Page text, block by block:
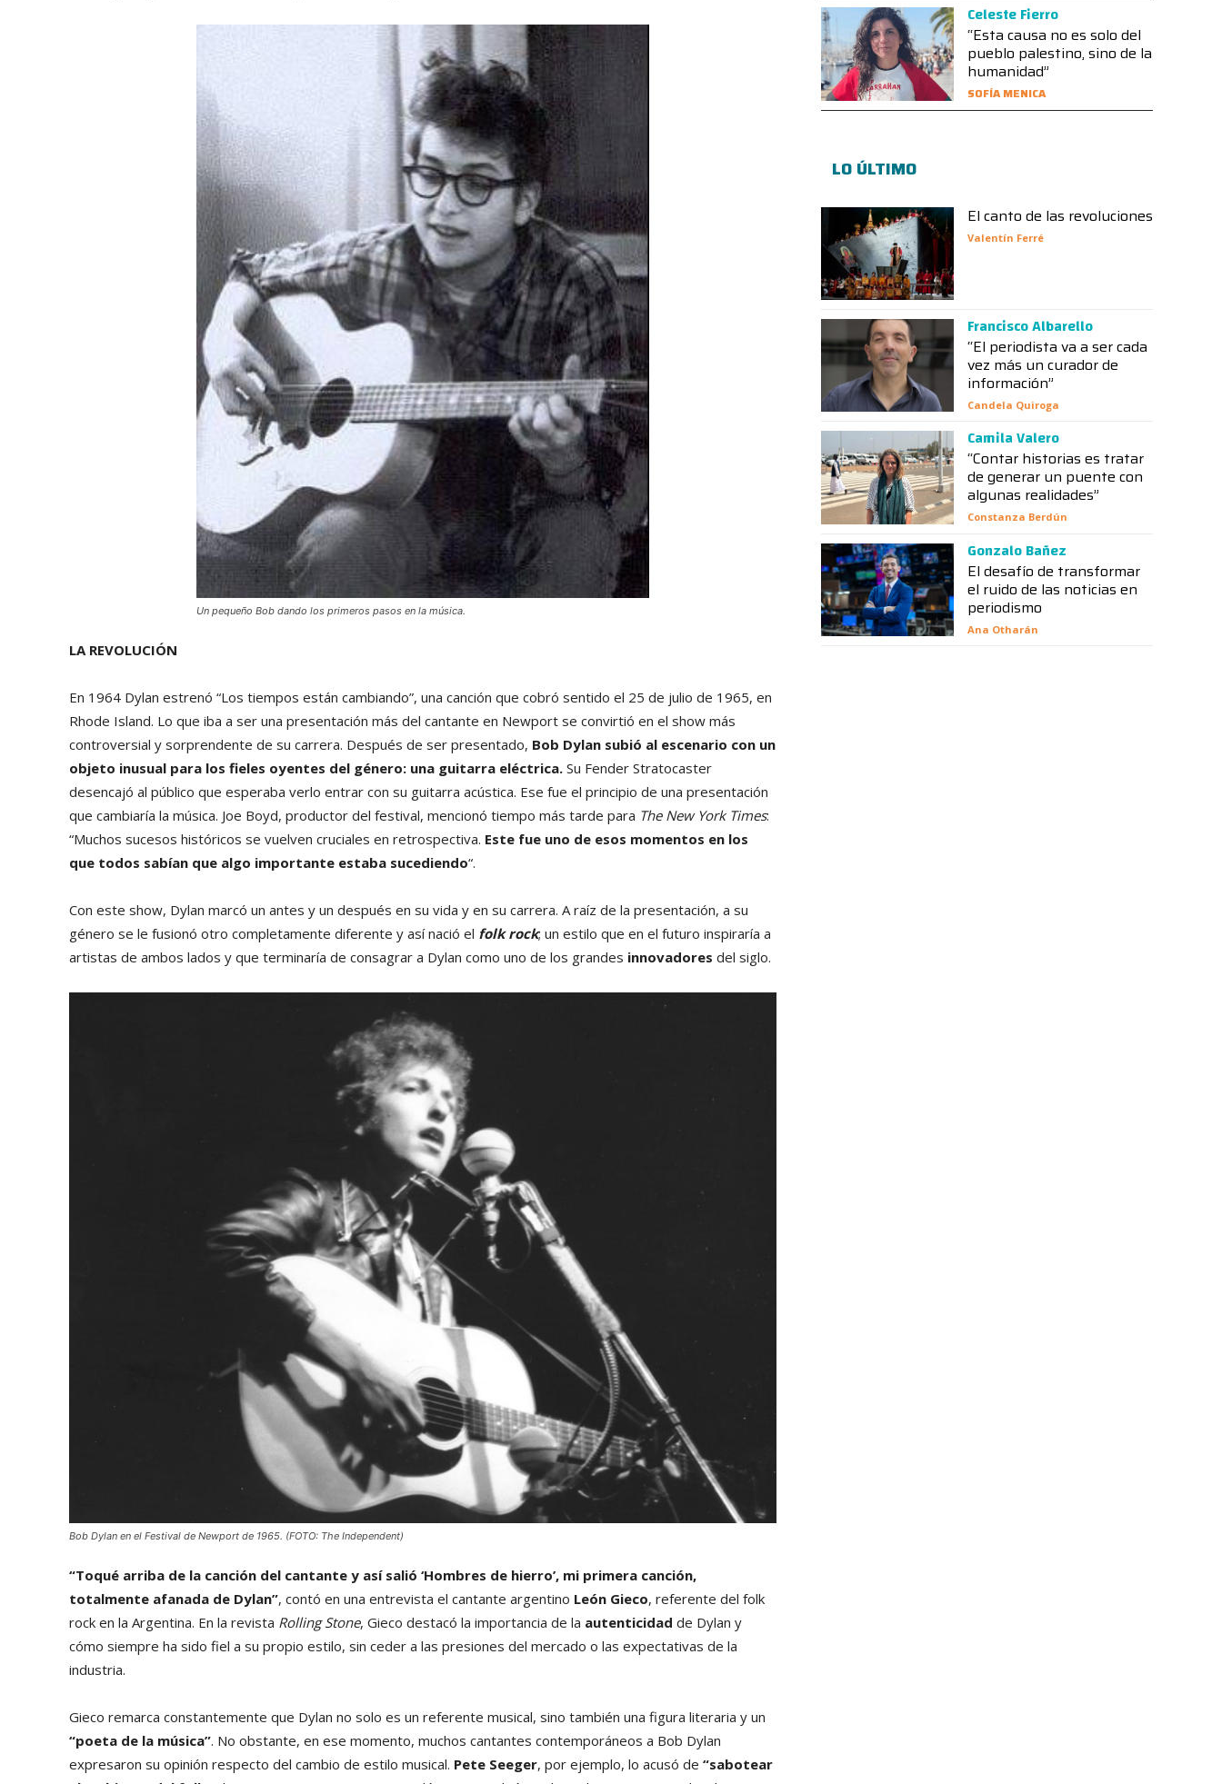
Un pequeño Bob dando los primeros pasos en la música.
LA REVOLUCIÓN
En 1964 Dylan estrenó “Los tiempos están cambiando”, una canción que cobró sentido el 25 de julio de 1965, en
Rhode Island. Lo que iba a ser una presentación más del cantante en Newport se convirtió en el show más
controversial y sorprendente de su carrera. Después de ser presentado, Bob Dylan subió al escenario con un
objeto inusual para los fieles oyentes del género: una guitarra eléctrica. Su Fender Stratocaster
desencajó al público que esperaba verlo entrar con su guitarra acústica. Ese fue el principio de una presentación
que cambiaría la música. Joe Boyd, productor del festival, mencionó tiempo más tarde para The New York Times:
“Muchos sucesos históricos se vuelven cruciales en retrospectiva. Este fue uno de esos momentos en los
que todos sabían que algo importante estaba sucediendo“.
Con este show, Dylan marcó un antes y un después en su vida y en su carrera. A raíz de la presentación, a su
género se le fusionó otro completamente diferente y así nació el folk rock; un estilo que en el futuro inspiraría a
artistas de ambos lados y que terminaría de consagrar a Dylan como uno de los grandes innovadores del siglo.
Bob Dylan en el Festival de Newport de 1965. (FOTO: The Independent)
“Toqué arriba de la canción del cantante y así salió ‘Hombres de hierro’, mi primera canción,
totalmente afanada de Dylan”, contó en una entrevista el cantante argentino León Gieco, referente del folk
rock en la Argentina. En la revista Rolling Stone, Gieco destacó la importancia de la autenticidad de Dylan y
cómo siempre ha sido fiel a su propio estilo, sin ceder a las presiones del mercado o las expectativas de la
industria.
Gieco remarca constantemente que Dylan no solo es un referente musical, sino también una figura literaria y un
“poeta de la música”. No obstante, en ese momento, muchos cantantes contemporáneos a Bob Dylan
expresaron su opinión respecto del cambio de estilo musical. Pete Seeger, por ejemplo, lo acusó de “sabotear
Celeste Fierro
“Esta causa no es solo del
pueblo palestino, sino de la
humanidad”
SOFÍA MENICA
LO ÚLTIMO
El canto de las revoluciones
Valentín Ferré
Francisco Albarello
“El periodista va a ser cada
vez más un curador de
información”
Candela Quiroga
Camila Valero
“Contar historias es tratar
de generar un puente con
algunas realidades”
Constanza Berdún
Gonzalo Bañez
El desafío de transformar
el ruido de las noticias en
periodismo
Ana Otharán